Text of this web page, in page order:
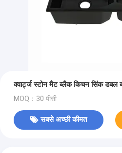
क्वार्ट्ज स्टोन मैट ब्लैक किचन सिंक डबल
MOQ：30 पीसी
सबसे अच्छी कीमत